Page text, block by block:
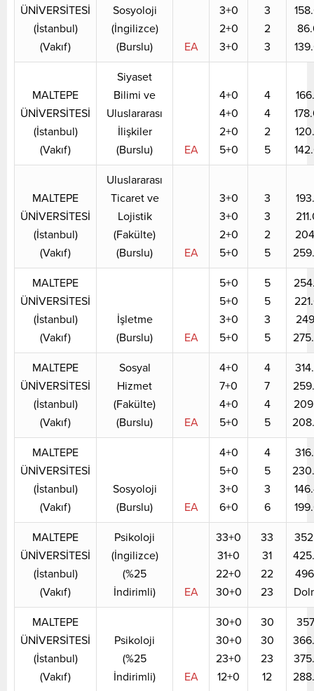
ÜNİVERSİTESİ
(İstanbul)
(Vakıf)
Sosyoloji
(İngilizce)
(Burslu)
EA
3+0
2+0
3+0
3
2
3
MALTEPE
ÜNİVERSİTESİ
(İstanbul)
(Vakıf)
Siyaset
Bilimi ve
Uluslararası
İlişkiler
(Burslu)
EA
4+0
4+0
2+0
5+0
4
4
2
5
MALTEPE
ÜNİVERSİTESİ
(İstanbul)
(Vakıf)
Uluslararası
Ticaret ve
Lojistik
(Fakülte)
(Burslu)
EA
3+0
3+0
2+0
5+0
3
3
2
5
MALTEPE
ÜNİVERSİTESİ
(İstanbul)
(Vakıf)
İşletme
(Burslu)
EA
5+0
5+0
3+0
5+0
5
5
3
5
MALTEPE
ÜNİVERSİTESİ
(İstanbul)
(Vakıf)
Sosyal
Hizmet
(Fakülte)
(Burslu)
EA
4+0
7+0
4+0
5+0
4
7
4
5
MALTEPE
ÜNİVERSİTESİ
(İstanbul)
(Vakıf)
Sosyoloji
(Burslu)
EA
4+0
5+0
3+0
6+0
4
5
3
6
MALTEPE
ÜNİVERSİTESİ
(İstanbul)
(Vakıf)
Psikoloji
(İngilizce)
(%25
İndirimli)
EA
33+0
31+0
22+0
30+0
33
31
22
23
MALTEPE
ÜNİVERSİTESİ
(İstanbul)
(Vakıf)
Psikoloji
(%25
İndirimli)
EA
30+0
30+0
23+0
12+0
30
30
23
12